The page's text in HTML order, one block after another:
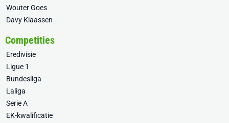
Wouter Goes
Davy Klaassen
Competities
Eredivisie
Ligue 1
Bundesliga
Laliga
Serie A
EK-kwalificatie